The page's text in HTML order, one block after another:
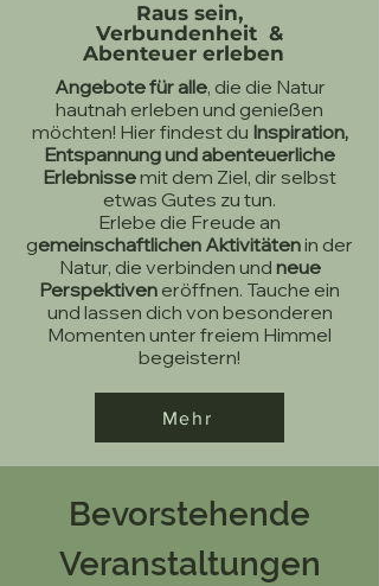
Raus sein,
Verbundenheit &
Abenteuer erleben
Angebote für alle, die die Natur
hautnah erleben und genießen
möchten! Hier findest du Inspiration,
Entspannung und abenteuerliche
Erlebnissemit dem Ziel, dir selbst
etwas Gutes zu tun.
Erlebe die Freude an
gemeinschaftlichen Aktivitätenin der
Natur, die verbinden und neue
Perspektiven eröffnen. Tauche ein
und lassen dich von besonderen
Momenten unter freiem Himmel
begeistern!
Mehr
Bevorstehende
Veranstaltungen